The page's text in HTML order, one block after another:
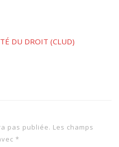
DU DROIT (CLUD)
pas publiée. Les champs
*